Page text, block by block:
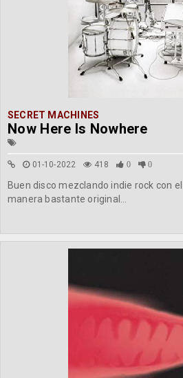
SECRET MACHINES
Now Here Is Nowhere
01-10-2022 418 0 0
Buen disco mezclando indie rock con
manera bastante original...